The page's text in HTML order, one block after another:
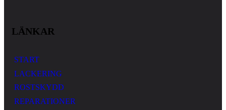
LÄNKAR
START
LACKERING
ROSTSKYDD
REPARATIONER